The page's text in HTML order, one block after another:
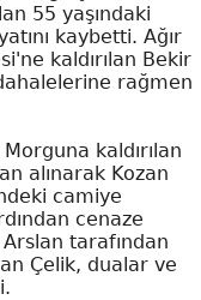
55 yaşındaki
kaybetti. Ağır
kaldırılan Bekir
rağmen
kaldırılan
alınarak Kozan
camiye
cenaze
Arslan tarafından
Çelik, dualar ve